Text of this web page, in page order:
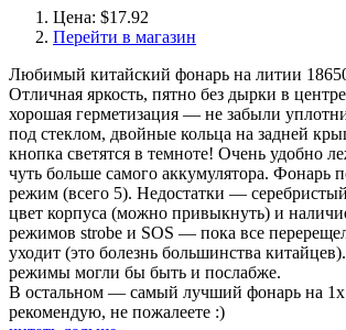
Цена: $17.92
Перейти в магазин
Любимый китайский фонарь на литии
Отличная яркость, пятно без дырки в
хорошая герметизация — не забыли
под стеклом, двойные кольца на задней
кнопка светятся в темноте! Очень удобно
чуть больше самого аккумулятора. Фонарь
режим (всего 5). Недостатки —
цвет корпуса (можно привыкнуть) и
режимов strobe и SOS — пока все
уходит (это болезнь большинства
режимы могли бы быть и послабже.
В остальном — самый лучший фонарь на
рекомендую, не пожалеете :)